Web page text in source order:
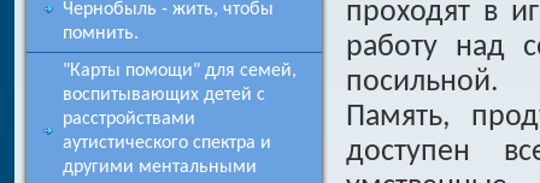
Чернобыль - жить, чтобы
помнить.
"Карты помощи" для семей,
воспитывающих детей с
расстройствами
аутистического спектра и
другими ментальными
проходят в
работу над
посильной.
Память,
доступен